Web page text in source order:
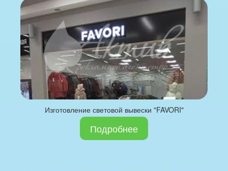
Изготовление световой вывески "FAVORI"
Подробнее